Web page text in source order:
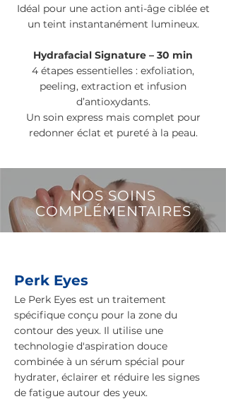
Idéal pour une action anti-âge ciblée et
un teint instantanément lumineux.
Hydrafacial Signature – 30 min
4 étapes essentielles : exfoliation,
peeling, extraction et infusion
d’antioxydants.
Un soin express mais complet pour
redonner éclat et pureté à la peau.
NOS SOINS
COMPLÉMENTAIRES
Perk Eyes
Le Perk Eyes est un traitement
spécifique conçu pour la zone du
contour des yeux. Il utilise une
technologie d'aspiration douce
combinée à un sérum spécial pour
hydrater, éclairer et réduire les signes
de fatigue autour des yeux.